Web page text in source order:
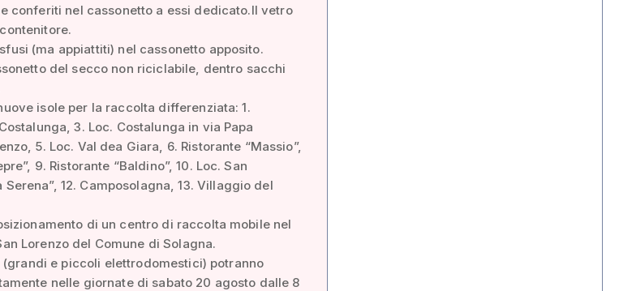
conferiti nel cassonetto a essi dedicato.Il vetro
(ma appiattiti) nel cassonetto apposito.
del secco non riciclabile, dentro sacchi
isole per la raccolta differenziata: 1.
3. Loc. Costalunga in via Papa
5. Loc. Val dea Giara, 6. Ristorante “Massio”,
9. Ristorante “Baldino”, 10. Loc. San
Serena”, 12. Camposolagna, 13. Villaggio del
di un centro di raccolta mobile nel
Lorenzo del Comune di Solagna.
(grandi e piccoli elettrodomestici) potranno
nelle giornate di sabato 20 agosto dalle 8